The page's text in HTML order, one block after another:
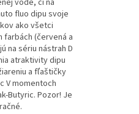
vode, či na
fluo dipu svoje
ako všetci
farbách (červená a
na sériu nástrah D
atraktivity dipu
a fľaštičky
V momentoch
Butyric. Pozor! Je